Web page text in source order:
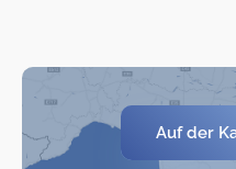
Auf der